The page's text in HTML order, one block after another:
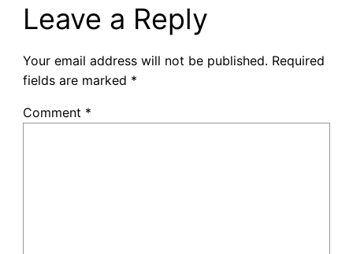
Leave a Reply
Your email address will not be published. Required
fields are marked *
Comment *